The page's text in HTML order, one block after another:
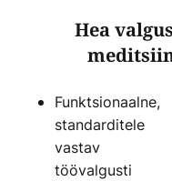
Hea
Funktsionaalne,
standarditele
vastav
töövalgusti